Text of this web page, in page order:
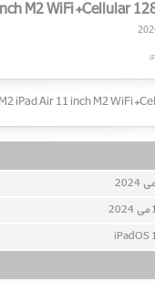
iPadOS